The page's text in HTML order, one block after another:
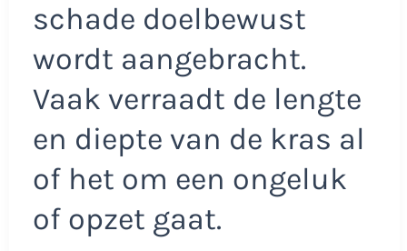
schade doelbewust
wordt aangebracht.
Vaak verraadt de lengte
en diepte van de kras al
of het om een ongeluk
of opzet gaat.